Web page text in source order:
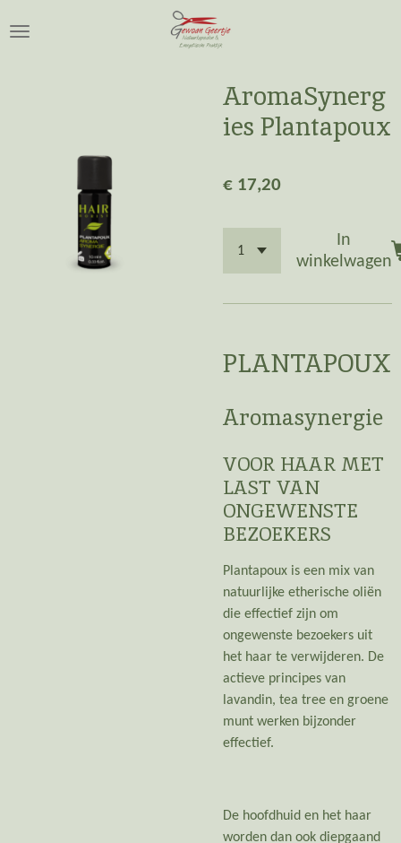
direct
AromaSynerg
ies Plantapoux
€ 17,20
In
winkelwagen
PLANTAPOUX
Aromasynergie
VOOR HAAR MET
LAST VAN
ONGEWENSTE
BEZOEKERS
Plantapoux is een mix van
natuurlijke etherische oliën
die effectief zijn om
ongewenste bezoekers uit
het haar te verwijderen. De
actieve principes van
lavandin, tea tree en groene
munt werken bijzonder
effectief.
De hoofdhuid en het haar
worden dan ook diepgaand